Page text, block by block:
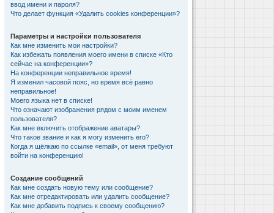
ввод имени и пароля?
Что делает функция «Удалить cookies конференции»?
Параметры и настройки пользователя
Как мне изменить мои настройки?
Как избежать появления моего имени в списке «Кто
сейчас на конференции»?
На конференции неправильное время!
Я изменил часовой пояс, но время всё равно
неправильное!
Моего языка нет в списке!
Что означают изображения рядом с моим именем
пользователя?
Как мне включить отображение аватары?
Что такое звание и как я могу изменить его?
Когда я щёлкаю по ссылке «email», от меня требуют
войти на конференцию!
Создание сообщений
Как мне создать новую тему или сообщение?
Как мне отредактировать или удалить сообщение?
Как мне добавить подпись к своему сообщению?